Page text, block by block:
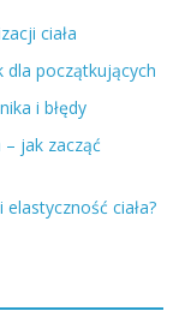
ciała
dla początkujących
i błędy
jak zacząć
ciała?